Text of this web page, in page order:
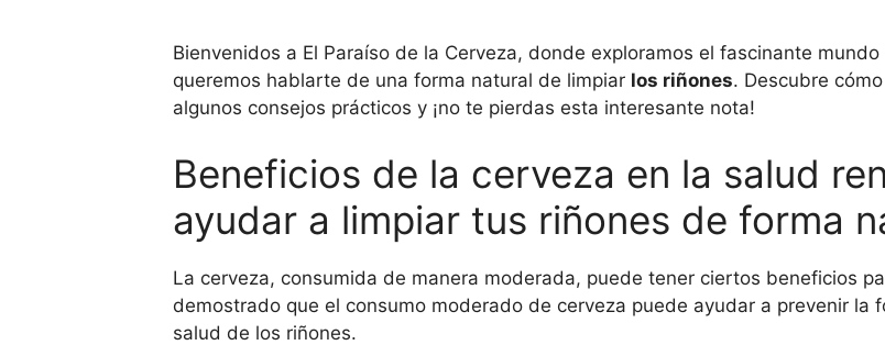
Bienvenidos a El Paraíso de la Cerveza, donde exploramos el fascinante
queremos hablarte de una forma natural de limpiar los riñones. Descubre
algunos consejos prácticos y ¡no te pierdas esta interesante nota!
Beneficios de la cerveza en la salud
ayudar a limpiar tus riñones de forma
La cerveza, consumida de manera moderada, puede tener ciertos beneficios
demostrado que el consumo moderado de cerveza puede ayudar a prevenir la
salud de los riñones.